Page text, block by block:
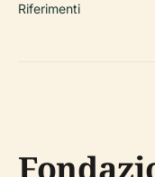
Riferimenti